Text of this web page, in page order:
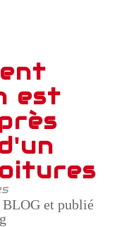
est
et publié